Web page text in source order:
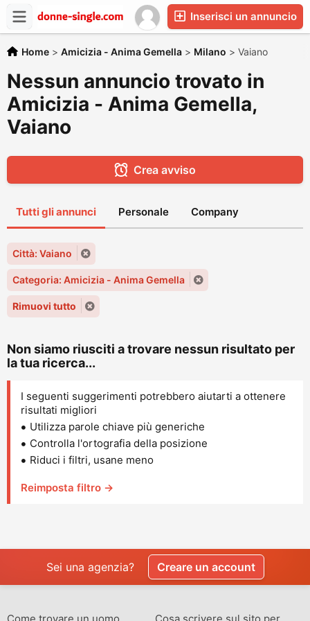
Inserisci un annuncio
Home > Amicizia - Anima Gemella > Milano > Vaiano
Nessun annuncio trovato in
Amicizia - Anima Gemella,
Vaiano
Crea avviso
Tutti gli annunci Personale Company
Città: Vaiano
Categoria: Amicizia - Anima Gemella
Rimuovi tutto
Non siamo riusciti a trovare nessun risultato per
la tua ricerca...
I seguenti suggerimenti potrebbero aiutarti a ottenere
risultati migliori
Utilizza parole chiave più generiche
Controlla l'ortografia della posizione
Riduci i filtri, usane meno
Reimposta filtro →
Sei una agenzia? Creare un account